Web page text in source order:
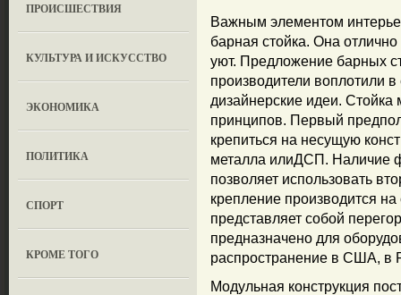
ПРОИСШЕСТВИЯ
КУЛЬТУРА И ИСКУССТВО
ЭКОНОМИКА
ПОЛИТИКА
СПОРТ
КРОМЕ ТОГО
Важным элементом
барная стойка. Она
уют. Предложение барных
производители воплотили
дизайнерские идеи.
принципов. Первый
крепиться на несущую
металла илиДСП. Наличие
позволяет использовать
крепление производится
представляет собой
предназначено для
распространение в США, в
Модульная конструкция